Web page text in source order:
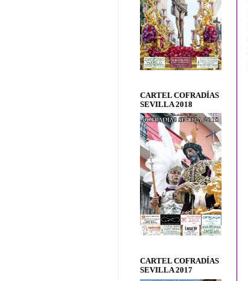
CARTEL COFRADÍAS
SEVILLA 2018
CARTEL COFRADÍAS
SEVILLA 2017